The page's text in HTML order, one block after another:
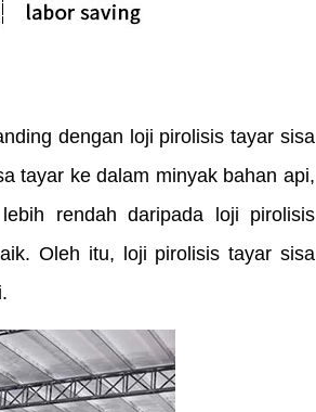
dengan loji pirolisis tayar sisa
tayar ke dalam minyak bahan api,
rendah daripada loji pirolisis
Oleh itu, loji pirolisis tayar sisa